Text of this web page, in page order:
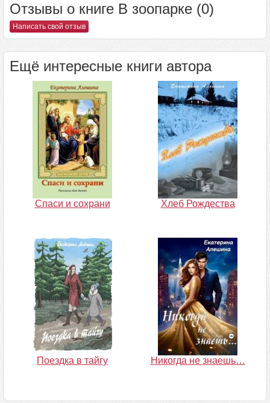
Отзывы о книге В зоопарке (0)
Написать свой отзыв
Ещё интересные книги автора
Спаси и сохрани Хлеб Рождества
Поездка в тайгу Никогда не знаешь…